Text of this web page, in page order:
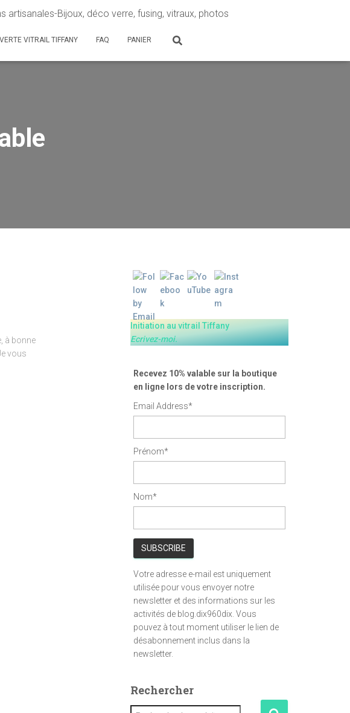
artisanales-Bijoux, déco verre, fusing, vitraux, photos
VITRAIL TIFFANY FAQ PANIER
à bonne
vous
Initiation au vitrail Tiffany
Ecrivez-moi.
Recevez 10% valable sur la boutique
en ligne lors de votre inscription.
Email Address*
Prénom*
Nom*
Votre adresse e-mail est uniquement
utilisée pour vous envoyer notre
newsletter et des informations sur les
activités de blog.dix960dix. Vous
pouvez à tout moment utiliser le lien de
désabonnement inclus dans la
newsletter.
Rechercher